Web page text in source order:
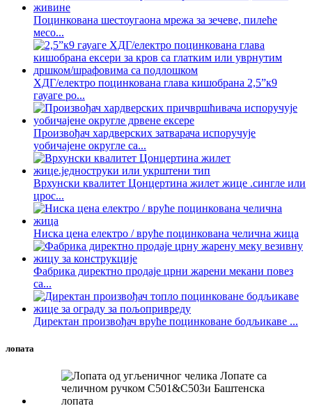
Поцинкована шестоугаона мрежа за зечеве, пилеће
месо...
ХДГ/електро поцинкована глава кишобрана 2,5”к9
гауаге ро...
Произвођач хардверских затварача испоручује
уобичајене округле са...
Врхунски квалитет Цонцертина жилет жице .сингле или
црос...
Ниска цена електро / вруће поцинкована челична жица
Фабрика директно продаје црни жарени мекани повез
са...
Директан произвођач вруће поцинковане бодљикаве ...
лопата